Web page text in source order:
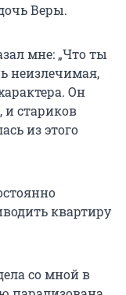
Веры.
мне: „Что ты
неизлечимая,
Он
и стариков
из этого
квартиру
со мной в